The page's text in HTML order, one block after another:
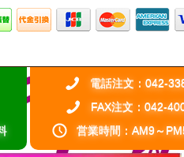
電話注文：042-
FAX注文：042-
営業時間：AM9～